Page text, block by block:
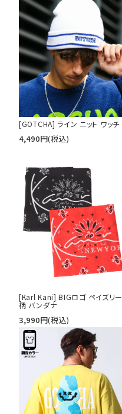
[GOTCHA] ライン ニット ワッチ
4,490円(税込)
[Karl Kani] BIGロゴ ペイズリー
柄 バンダナ
3,990円(税込)